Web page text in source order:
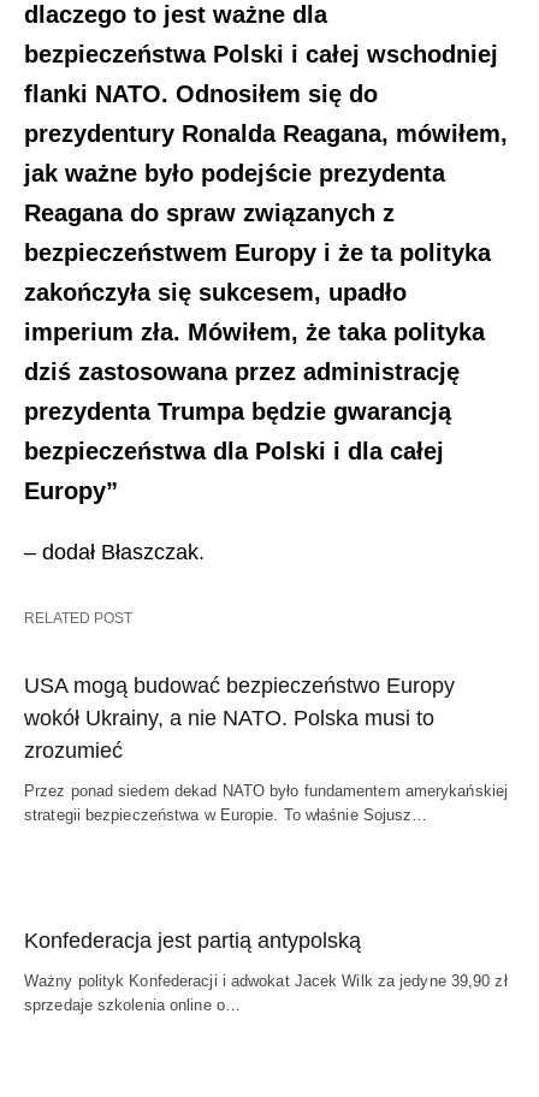
dlaczego to jest ważne dla
bezpieczeństwa Polski i całej wschodniej
flanki NATO. Odnosiłem się do
prezydentury Ronalda Reagana, mówiłem,
jak ważne było podejście prezydenta
Reagana do spraw związanych z
bezpieczeństwem Europy i że ta polityka
zakończyła się sukcesem, upadło
imperium zła. Mówiłem, że taka polityka
dziś zastosowana przez administrację
prezydenta Trumpa będzie gwarancją
bezpieczeństwa dla Polski i dla całej
Europy”
– dodał Błaszczak.
RELATED POST
USA mogą budować bezpieczeństwo Europy
wokół Ukrainy, a nie NATO. Polska musi to
zrozumieć
Przez ponad siedem dekad NATO było fundamentem amerykańskiej
strategii bezpieczeństwa w Europie. To właśnie Sojusz…
Konfederacja jest partią antypolską
Ważny polityk Konfederacji i adwokat Jacek Wilk za jedyne 39,90 zł
sprzedaje szkolenia online o…